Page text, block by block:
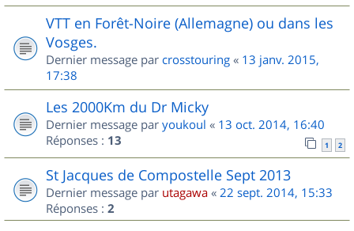
VTT en Forêt-Noire (Allemagne) ou dans les
Vosges.
Dernier message par crosstouring « 13 janv. 2015,
17:38
Les 2000Km du Dr Micky
Dernier message par youkoul « 13 oct. 2014, 16:40
Réponses : 13 1 2
St Jacques de Compostelle Sept 2013
Dernier message par utagawa « 22 sept. 2014, 15:33
Réponses : 2